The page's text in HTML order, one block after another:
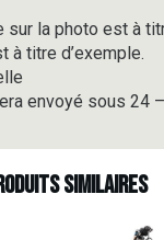
sur la photo est à
à titre d’exemple.
envoyé sous 24
similaires